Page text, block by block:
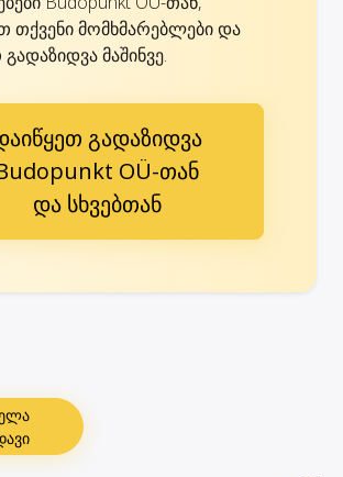
თქვენი მომხმარებლები და
მაშინვე.
გადაზიდვა
OÜ-თან
და სხვებთან